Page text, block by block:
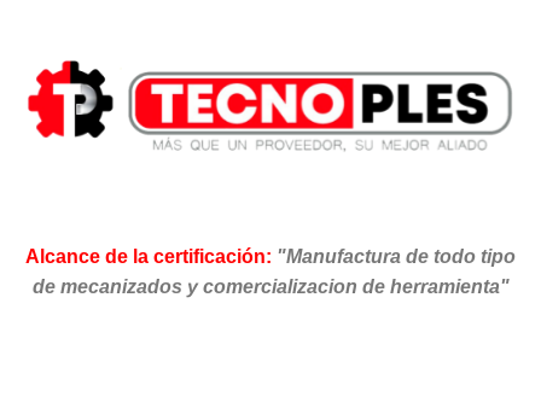
Alcance de la certificación: "Manufactura de todo tipo
de mecanizados y comercializacion de herramienta"